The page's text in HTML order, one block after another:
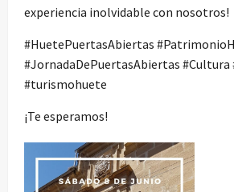
experiencia inolvidable con nosotros!
#HuetePuertasAbiertas
#JornadaDePuertasAbiertas
#turismohuete
¡Te esperamos!